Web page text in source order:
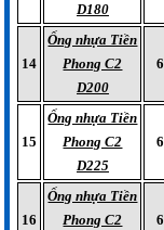
D180
14
Ống nhựa Tiền
Phong C2
D200
6
15
Ống nhựa Tiền
Phong C2
D225
6
16
Ống nhựa Tiền
Phong C2
6